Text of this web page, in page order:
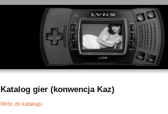
Katalog gier (konwencja Kaz)
Wróc do katalogu